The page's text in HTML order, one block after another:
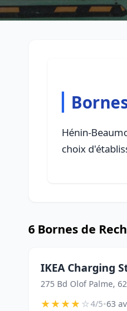
Hénin-
choix
6 Bornes de
IKEA Charging
275 Bd Olof Palme,
★★★★☆4/5•63